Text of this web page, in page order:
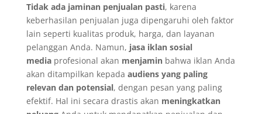
Tidak ada jaminan penjualan pasti, karena
keberhasilan penjualan juga dipengaruhi oleh faktor
lain seperti kualitas produk, harga, dan layanan
pelanggan Anda. Namun, jasa iklan sosial
mediaprofesional akan menjaminbahwa iklan Anda
akan ditampilkan kepada audiens yang paling
relevan dan potensial, dengan pesan yang paling
efektif. Hal ini secara drastis akan meningkatkan